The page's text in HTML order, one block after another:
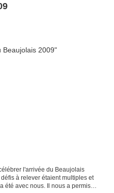
l'arrivée du Beaujolais
à relever étaient multiples et
été avec nous. Il nous a permis